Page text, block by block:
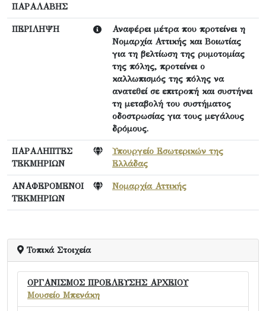
ΠΑΡΑΛΑΒΗΣ
ΠΕΡΙΛΗΨΗ
Αναφέρει μέτρα που προτείνει η
Νομαρχία Αττικής και Βοιωτίας
για τη βελτίωση της ρυμοτομίας
της πόλης, προτείνει ο
καλλωπισμός της πόλης να
ανατεθεί σε επιτροπή και συστήνει
τη μεταβολή του συστήματος
οδοστρωσίας για τους μεγάλους
δρόμους.
ΠΑΡΑΛΗΠΤΕΣ
ΤΕΚΜΗΡΙΩΝ
Υπουργείο Εσωτερικών της
Ελλάδας
ΑΝΑΦΕΡΟΜΕΝΟΙ
ΤΕΚΜΗΡΙΩΝ
Νομαρχία Αττικής
Τοπικά Στοιχεία
ΟΡΓΑΝΙΣΜΟΣ ΠΡΟΕΛΕΥΣΗΣ ΑΡΧΕΙΟΥ
Μουσείο Μπενάκη